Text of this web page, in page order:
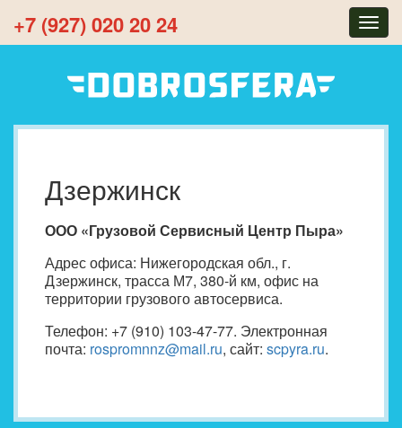
+7 (927) 020 20 24
Дзержинск
ООО «Грузовой Сервисный Центр Пыра»
Адрес офиса: Нижегородская обл., г.
Дзержинск, трасса М7, 380-й км, офис на
территории грузового автосервиса.
Телефон: +7 (910) 103-47-77. Электронная
почта: rospromnnz@mail.ru, сайт: scpyra.ru.